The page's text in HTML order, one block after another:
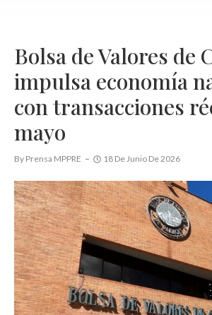
Bolsa de Valores de
impulsa economía
con transacciones
mayo
By Prensa MPPRE 18 De Junio De 2026